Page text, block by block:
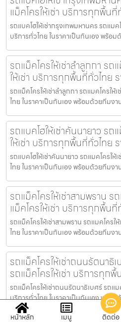
แม็คโครให้เช่า บริการทุกพื้น
รถแบคโฮให้เช่ากรุงเทพมหานคร รถแมค
บริการทั่วไทย ในราคาเป็นกันเอง พร้อ
รถแม็คโครให้เช่าลำลูกกา ร
ให้เช่า บริการทุกพื้นที่ทั่วไทย
รถแม็คโครให้เช่าลำลูกกา รถแมคโครให้
ไทย ในราคาเป็นกันเอง พร้อมด้วยทีมง
รถแบคโฮให้เช่าคันนายาว ร
ให้เช่า บริการทุกพื้นที่ทั่วไทย
รถแบคโฮให้เช่าคันนายาว รถแมคโครให้
ไทย ในราคาเป็นกันเอง พร้อมด้วยทีมง
รถแม็คโครให้เช่าสามพราน ร
แม็คโครให้เช่า บริการทุกพื้น
รถแม็คโครให้เช่าสามพราน รถแมคโครใ
ไทย ในราคาเป็นกันเอง พร้อมด้วยทีมง
รถแม็คโครให้เช่าถนนรัตนาธิ
รถแม็คโครให้เช่า บริการทุก
รถแม็คโครให้เช่าถนนรัตนาธิเบศร์ รถแ
บริการทั่วไทย ในราคาเป็นกันเอง พร้อ
หน้าหลัก เมนู ติดต่อ